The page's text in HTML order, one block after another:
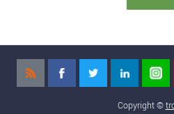
Copyright ©